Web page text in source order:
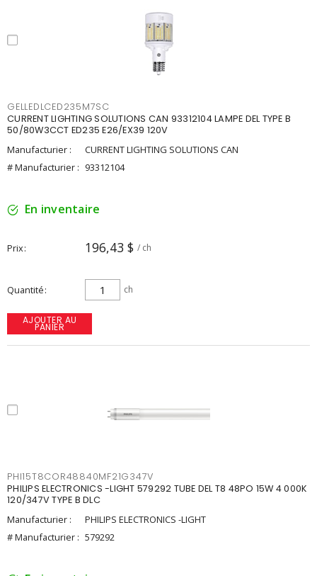
GELLEDLCED235M7SC
CURRENT LIGHTING SOLUTIONS CAN 93312104 LAMPE DEL TYPE B
50/80W3CCT ED235 E26/EX39 120V
Manufacturier :
CURRENT LIGHTING SOLUTIONS CAN
# Manufacturier : 93312104
En inventaire
Prix 196,43 $ / ch
Quantité ch
AJOUTER AU
PANIER
PHI15T8COR48840MF21G347V
PHILIPS ELECTRONICS -LIGHT 579292 TUBE DEL T8 48PO 15W 4 000K
120/347V TYPE B DLC
Manufacturier :
PHILIPS ELECTRONICS -LIGHT
# Manufacturier : 579292